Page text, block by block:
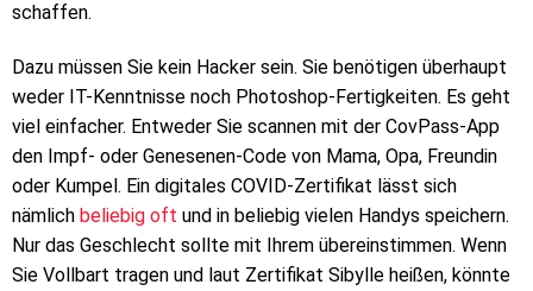
schaffen.
Dazu müssen Sie kein Hacker sein. Sie benötigen überhaupt
weder IT-Kenntnisse noch Photoshop-Fertigkeiten. Es geht
viel einfacher. Entweder Sie scannen mit der CovPass-App
den Impf- oder Genesenen-Code von Mama, Opa, Freundin
oder Kumpel. Ein digitales COVID-Zertifikat lässt sich
nämlich beliebig oft und in beliebig vielen Handys speichern.
Nur das Geschlecht sollte mit Ihrem übereinstimmen. Wenn
Sie Vollbart tragen und laut Zertifikat Sibylle heißen, könnte